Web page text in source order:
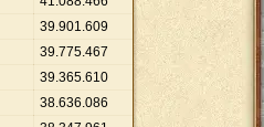
39.901.609
39.775.467
39.365.610
38.636.086